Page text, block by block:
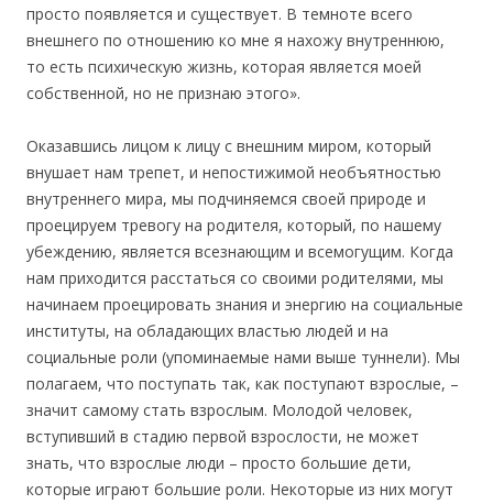
просто появляется и существует. В темноте всего
внешнего по отношению ко мне я нахожу внутреннюю,
то есть психическую жизнь, которая является моей
собственной, но не признаю этого».
Оказавшись лицом к лицу с внешним миром, который
внушает нам трепет, и непостижимой необъятностью
внутреннего мира, мы подчиняемся своей природе и
проецируем тревогу на родителя, который, по нашему
убеждению, является всезнающим и всемогущим. Когда
нам приходится расстаться со своими родителями, мы
начинаем проецировать знания и энергию на социальные
институты, на обладающих властью людей и на
социальные роли (упоминаемые нами выше туннели). Мы
полагаем, что поступать так, как поступают взрослые, –
значит самому стать взрослым. Молодой человек,
вступивший в стадию первой взрослости, не может
знать, что взрослые люди – просто большие дети,
которые играют большие роли. Некоторые из них могут